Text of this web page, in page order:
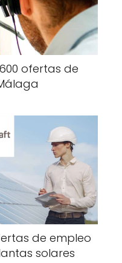
ofertas de
de empleo
solares